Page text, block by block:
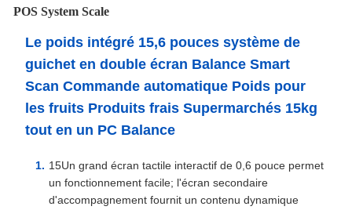
POS System Scale
Le poids intégré 15,6 pouces système de
guichet en double écran Balance Smart
Scan Commande automatique Poids pour
les fruits Produits frais Supermarchés 15kg
tout en un PC Balance
15Un grand écran tactile interactif de 0,6 pouce permet
un fonctionnement facile; l'écran secondaire
d'accompagnement fournit un contenu dynamique